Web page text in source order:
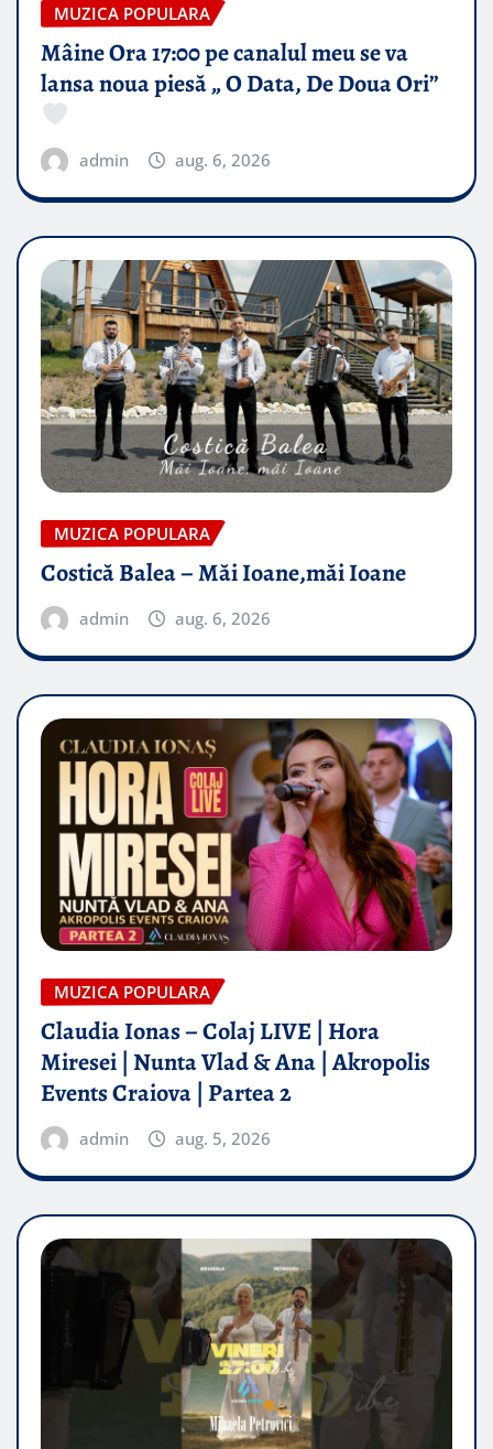
MUZICA POPULARA
Mâine Ora 17:00 pe canalul meu se va
lansa noua piesă „ O Data, De Doua Ori”
admin aug. 6, 2026
MUZICA POPULARA
Costică Balea – Măi Ioane,măi Ioane
admin aug. 6, 2026
MUZICA POPULARA
Claudia Ionas – Colaj LIVE | Hora
Miresei | Nunta Vlad & Ana | Akropolis
Events Craiova | Partea 2
admin aug. 5, 2026